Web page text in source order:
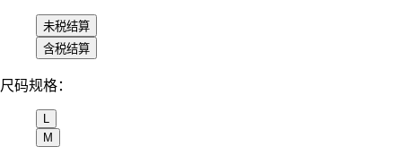
尺码规格：